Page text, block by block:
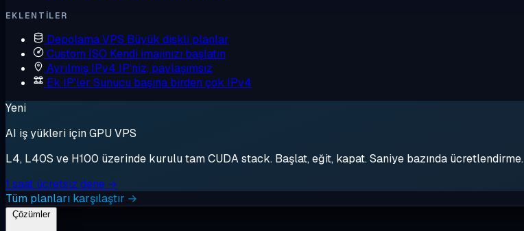
EKLENTILER
Depolama VPS Büyük diskli planlar
Custom ISO Kendi imajınızı başlatın
Ayrılmış IPv4 IP'niz, paylaşımsız
Ek IP'ler Sunucu başına birden çok IPv4
Yeni
AI iş yükleri için GPU VPS
L4, L40S ve H100 üzerinde kurulu tam CUDA stack. Başlat, eğit, kapat. Saniye bazında ücretlendirme.
1 saat ücretsiz dene →
Tüm planları karşılaştır →
Çözümler